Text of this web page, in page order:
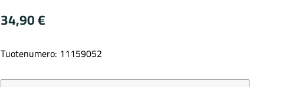
34,90€
Tuotenumero: 11159052